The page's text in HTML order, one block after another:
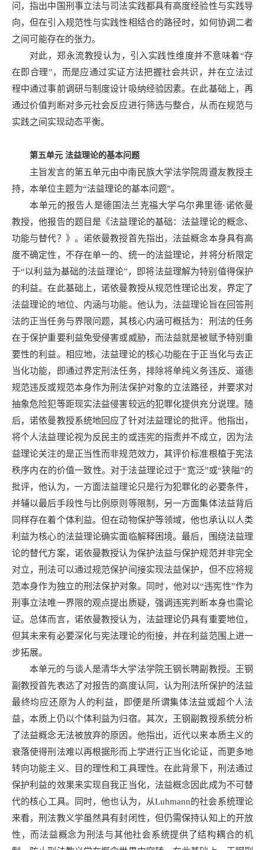
问，指出中国刑事立法与司法实践都具有高度经验性与实践导
向，但在引入规范性与实践性相结合的路径时，如何协调二者
之间可能存在的张力。
对此，郑永流教授认为，引入实践性维度并不意味着“存
在即合理”，而是应通过实证方法把握社会共识，并在立法过
程中通过事前调研与制度设计吸纳经验因素。在此基础上，再
通过价值判断对多元社会反应进行筛选与整合，从而在规范与
实践之间实现动态平衡。
第五单元 法益理论的基本问题
主旨发言的第五单元由中南民族大学法学院周遵友教授主
持，本单位主题为“法益理论的基本问题”。
本单元的报告人是德国法兰克福大学乌尔弗里德·诺依曼
教授，他报告的题目是《法益理论的基础：法益理论的概念、
功能与替代？》。诺依曼教授首先指出，法益概念本身具有高
度不确定性，不存在单一的、统一的法益理论，并将分析限定
于“以利益为基础的法益理论”，即将法益理解为特别值得保护
的利益。在此基础上，诺依曼教授从规范性理论出发，界定了
法益理论的地位、内涵与功能。他认为，法益理论旨在回答刑
法的正当任务与界限问题，其核心内涵可概括为：刑法的任务
在于保护重要利益免受侵害或威胁，而法益就是被赋予特别重
要性的利益。相应地，法益理论的核心功能在于正当化与去正
当化功能，即通过界定刑法任务，排除将单纯义务违反、道德
规范违反或规范本身作为刑法保护对象的立法路径，并要求对
抽象危险犯等距现实法益侵害较远的犯罪化提供充分说理。随
后，诺依曼教授系统地回应了针对法益理论的批评。他指出，
将个人法益理论视为反民主的或违宪的指责并不成立，因为法
益理论关注的是正当性而非规范效力，其评价标准根植于宪法
秩序内在的价值一致性。对于法益理论过于“宽泛”或“狭隘”的
批评，他认为，一方面法益理论只是行为犯罪化的必要条件，
并辅以最后手段性与比例原则等限制，另一方面集体法益背后
同样存在着个体利益。但在动物保护等领域，他也承认以人类
利益为核心的法益理论确实面临解释困境。最后，围绕法益理
论的替代方案，诺依曼教授认为保护法益与保护规范并非完全
对立，刑法可以通过规范保护间接实现法益保护，但不应将规
范本身作为独立的刑法保护对象。同时，他对以“违宪性”作为
刑事立法唯一界限的观点提出质疑，强调违宪判断本身也需论
证。总体而言，诺依曼教授认为，法益理论仍具有重要地位，
但其未来有必要深化与宪法理论的衔接，并在利益范围上进一
步拓展。
本单元的与谈人是清华大学法学院王钢长聘副教授。王钢
副教授首先表达了对报告的高度认同，认为刑法所保护的法益
最终均应还原为人的利益，即便是所谓集体法益或超个人法
益，本质上仍以个体利益为归宿。其次，王钢副教授系统分析
了法益概念无法被放弃的原因。他指出，近代以来本质主义的
衰落使得刑法难以再根据形而上学进行正当化论证，而更多地
转向功能主义、目的理性和工具理性。在此背景下，刑法通过
保护利益的效果来实现自我正当化，法益概念因此成为不可替
代的核心工具。同时，他也认为，从Luhmann的社会系统理论
来看，刑法教义学虽然具有封闭性，但仍需保持认知上的开放
性，而法益概念为刑法与其他社会系统提供了结构耦合的机